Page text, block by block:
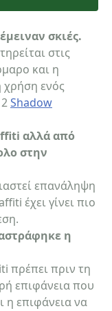
σκιές.
στις
και η
χρήση ενός
Shadow
αλλά από
στην
επανάληψη
έχει γίνει πιο
η
πρέπει πριν τη
επιφάνεια που
η επιφάνεια να